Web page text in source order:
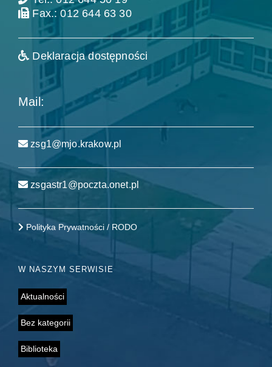
Fax.: 012 644 63 30
Deklaracja dostępności
Mail:
zsg1@mjo.krakow.pl
zsgastr1@poczta.onet.pl
Polityka Prywatności / RODO
W NASZYM SERWISIE
Aktualności
Bez kategorii
Biblioteka